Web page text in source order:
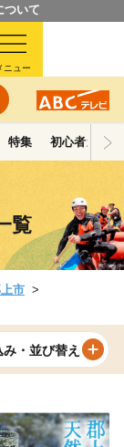
ついて
ニュー
特集 初心者ガイド
覧
市
・並び替え